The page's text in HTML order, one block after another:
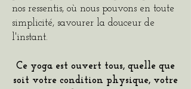
nos ressentis, où nous pouvons en toute
simplicité, savourer la douceur de
l'instant.
Ce yoga est ouvert tous, quelle que
soit votre condition physique, votre